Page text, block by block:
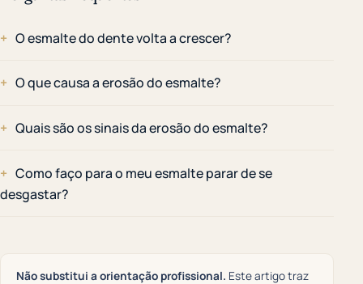
O esmalte do dente volta a crescer?
O que causa a erosão do esmalte?
Quais são os sinais da erosão do esmalte?
Como faço para o meu esmalte parar de se
desgastar?
Não substitui a orientação profissional. Este artigo traz